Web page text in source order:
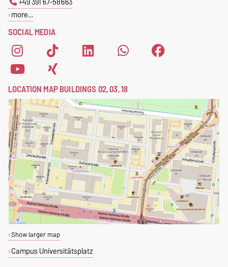
SOCIAL MEDIA
more…
LOCATION MAP BUILDINGS 02, 03, 18
Show larger map
Campus Universitätsplatz